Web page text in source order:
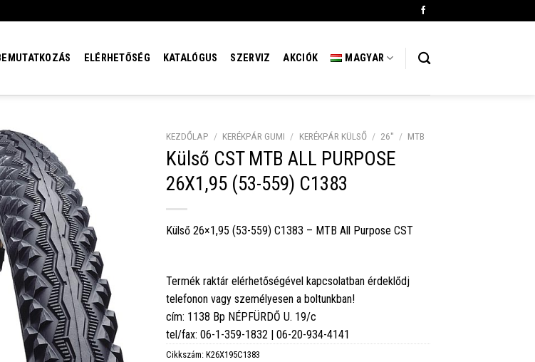
ELÉRHETŐSÉG KATALÓGUS SZERVIZ AKCIÓK MAGYAR
KEZDŐLAP / KERÉKPÁR GUMI / KERÉKPÁR KÜLSŐ / 26'' / MTB
Külső CST MTB ALL PURPOSE
26X1,95 (53-559) C1383
Külső 26×1,95 (53-559) C1383 – MTB All Purpose CST
Termék raktár elérhetőségével kapcsolatban érdeklődj
telefonon vagy személyesen a boltunkban!
cím: 1138 Bp NÉPFÜRDŐ U. 19/c
tel/fax: 06-1-359-1832 | 06-20-934-4141
Cikkszám:K26X195C1383